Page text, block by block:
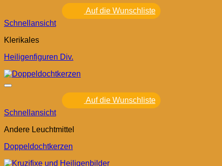
Auf die Wunschliste
Schnellansicht
Klerikales
Heiligenfiguren Div.
Auf die Wunschliste
Schnellansicht
Andere Leuchtmittel
Doppeldochtkerzen